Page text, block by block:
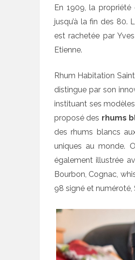
En 1909, la
jusqu’à la fin des 80.
est rachetée par
Etienne.
Rhum Habitation
distingue par son
instituant ses
proposé des rhums
des rhums blancs
uniques au monde.
également illustrée
Bourbon, Cognac,
98 signé et numéroté,